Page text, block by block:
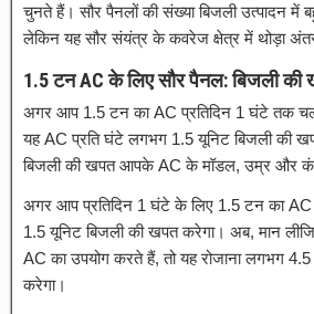
चुनते हैं। सौर पैनलों की संख्या बिजली उत्पादन में
लेकिन यह सौर संयंत्र के कवरेज क्षेत्र में थोड़ा अंतर
1.5 टन AC के लिए सौर पैनल: बिजली
अगर आप 1.5 टन का AC प्रतिदिन 1 घंटे तक
यह AC प्रति घंटे लगभग 1.5 यूनिट बिजली की
बिजली की खपत आपके AC के मॉडल, उम्र और
अगर आप प्रतिदिन 1 घंटे के लिए 1.5 टन का AC
1.5 यूनिट बिजली की खपत करेगा। अब, मान
AC का उपयोग करते हैं, तो यह रोजाना लगभग
करेगा।